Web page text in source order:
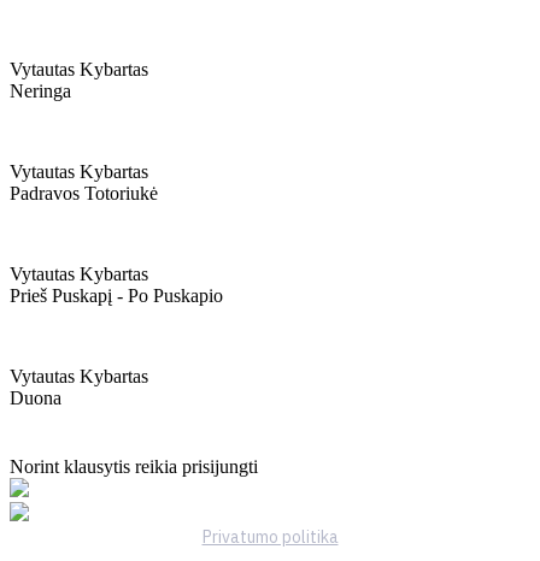
Vytautas Kybartas
Neringa
Vytautas Kybartas
Padravos Totoriukė
Vytautas Kybartas
Prieš Puskapį - Po Puskapio
Vytautas Kybartas
Duona
Norint klausytis reikia prisijungti
Privatumo politika